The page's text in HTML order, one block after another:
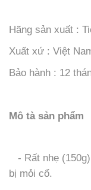
Hãng sản xuất :
Xuất xứ : Việt
Bảo hành : 12
Mô tà sản phẩm
- Rất nhẹ
bị mỏi cổ.